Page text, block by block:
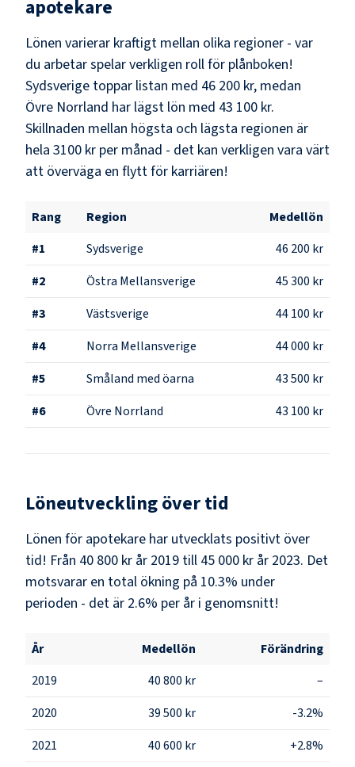
apotekare
Lönen varierar kraftigt mellan olika regioner - var
du arbetar spelar verkligen roll för plånboken!
Sydsverige toppar listan med 46 200 kr, medan
Övre Norrland har lägst lön med 43 100 kr.
Skillnaden mellan högsta och lägsta regionen är
hela 3100 kr per månad - det kan verkligen vara värt
att överväga en flytt för karriären!
Rang Region
Medellön
#1 Sydsverige
46 200 kr
#2 Östra Mellansverige
45 300 kr
#3 Västsverige
44 100 kr
#4 Norra Mellansverige
44 000 kr
#5 Småland med öarna
43 500 kr
#6 Övre Norrland 43 100 kr
Löneutveckling över tid
Lönen för apotekare har utvecklats positivt över
tid! Från 40 800 kr år 2019 till 45 000 kr år 2023. Det
motsvarar en total ökning på 10.3% under
perioden - det är 2.6% per år i genomsnitt!
År Medellön
Förändring
2019
40 800 kr
–
2020
39 500 kr
-3.2%
2021
40 600 kr
+2.8%